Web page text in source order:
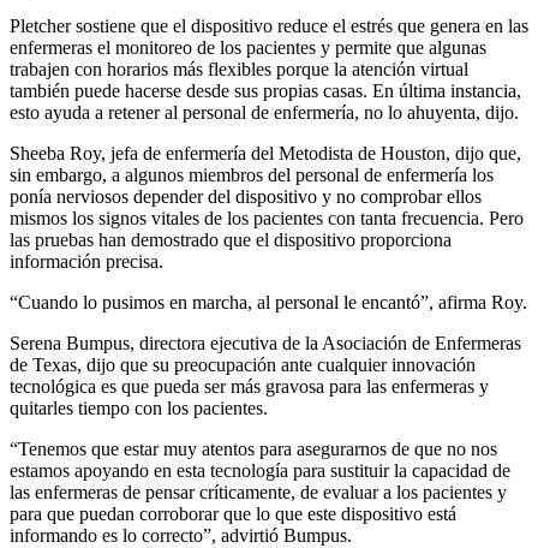
Pletcher sostiene que el dispositivo reduce el estrés que genera en las
enfermeras el monitoreo de los pacientes y permite que algunas
trabajen con horarios más flexibles porque la atención virtual
también puede hacerse desde sus propias casas. En última instancia,
esto ayuda a retener al personal de enfermería, no lo ahuyenta, dijo.
Sheeba Roy, jefa de enfermería del Metodista de Houston, dijo que,
sin embargo, a algunos miembros del personal de enfermería los
ponía nerviosos depender del dispositivo y no comprobar ellos
mismos los signos vitales de los pacientes con tanta frecuencia. Pero
las pruebas han demostrado que el dispositivo proporciona
información precisa.
“Cuando lo pusimos en marcha, al personal le encantó”, afirma Roy.
Serena Bumpus, directora ejecutiva de la Asociación de Enfermeras
de Texas, dijo que su preocupación ante cualquier innovación
tecnológica es que pueda ser más gravosa para las enfermeras y
quitarles tiempo con los pacientes.
“Tenemos que estar muy atentos para asegurarnos de que no nos
estamos apoyando en esta tecnología para sustituir la capacidad de
las enfermeras de pensar críticamente, de evaluar a los pacientes y
para que puedan corroborar que lo que este dispositivo está
informando es lo correcto”, advirtió Bumpus.